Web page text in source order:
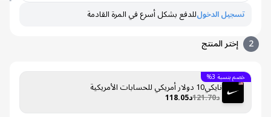
تسجيل الدخولللدفع بشكل أسرع في المرة القادمة
إختر المنتج
نايكي10 دولار أمريكي للحسابات الأمريكية
د121.70 د118.05
خصم بنسبة 3%